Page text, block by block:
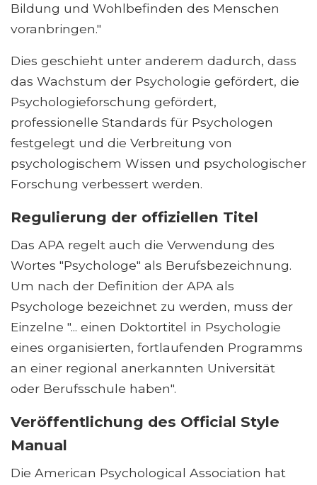
Bildung und Wohlbefinden des Menschen
voranbringen."
Dies geschieht unter anderem dadurch, dass
das Wachstum der Psychologie gefördert, die
Psychologieforschung gefördert,
professionelle Standards für Psychologen
festgelegt und die Verbreitung von
psychologischem Wissen und psychologischer
Forschung verbessert werden.
Regulierung der offiziellen Titel
Das APA regelt auch die Verwendung des
Wortes "Psychologe" als Berufsbezeichnung.
Um nach der Definition der APA als
Psychologe bezeichnet zu werden, muss der
Einzelne "... einen Doktortitel in Psychologie
eines organisierten, fortlaufenden Programms
an einer regional anerkannten Universität
oder Berufsschule haben".
Veröffentlichung des Official Style
Manual
Die American Psychological Association hat